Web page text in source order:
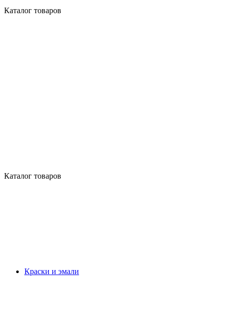
Каталог товаров
Каталог товаров
Краски и эмали